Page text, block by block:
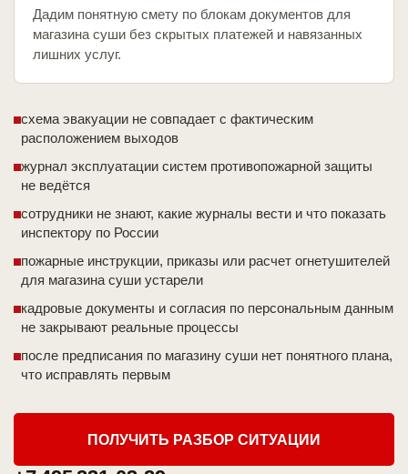
Дадим понятную смету по блокам документов для
магазина суши без скрытых платежей и навязанных
лишних услуг.
схема эвакуации не совпадает с фактическим
расположением выходов
журнал эксплуатации систем противопожарной защиты
не ведётся
сотрудники не знают, какие журналы вести и что показать
инспектору по России
пожарные инструкции, приказы или расчет огнетушителей
для магазина суши устарели
кадровые документы и согласия по персональным данным
не закрывают реальные процессы
после предписания по магазину суши нет понятного плана,
что исправлять первым
ПОЛУЧИТЬ РАЗБОР СИТУАЦИИ